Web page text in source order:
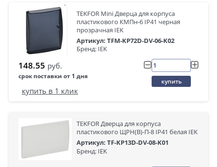
TEKFOR Mini Дверца для корпуса
пластикового КМПн-6 IP41 черная
прозрачная IEK
Артикул: TFM-KP72D-DV-06-K02
Бренд: IEK
148.55 руб.
срок поставки от 1 дня
купить
купить в 1 клик
TEKFOR Дверца для корпуса
пластикового ЩРН(В)-П-8 IP41 белая IEK
Артикул: TF-KP13D-DV-08-K01
Бренд: IEK